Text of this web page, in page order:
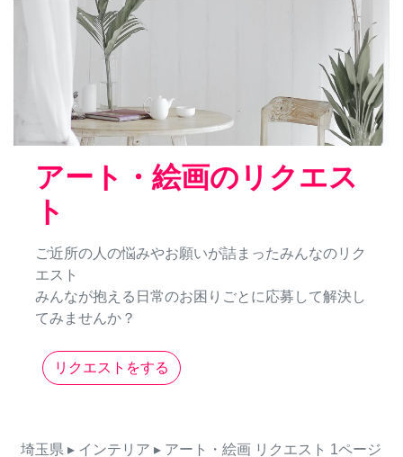
アート・絵画のリクエス
ト
ご近所の人の悩みやお願いが詰まったみんなのリク
エスト
みんなが抱える日常のお困りごとに応募して解決し
てみませんか？
リクエストをする
埼玉県 ▸ インテリア ▸ アート・絵画 リクエスト 1ページ